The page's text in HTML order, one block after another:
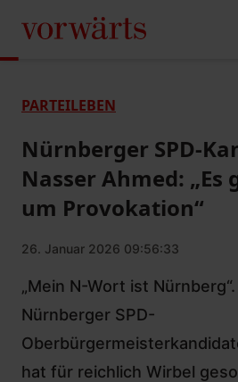
PARTEILEBEN
Nürnberger SPD-
Nasser Ahmed: „Es
um Provokation“
26. Januar 2026 09:56:33
„Mein N-Wort ist
Nürnberger SPD-
hat für reichlich Wirbel